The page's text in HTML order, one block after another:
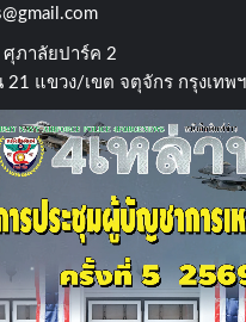
ภาลัยปาร์ค​ 2
แขวง/เขต​ จตุจักร​ กรุงเทพ